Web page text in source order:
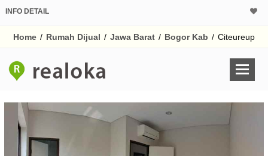
INFO DETAIL
Home / Rumah Dijual / Jawa Barat / Bogor Kab / Citeureup
Harga Rp